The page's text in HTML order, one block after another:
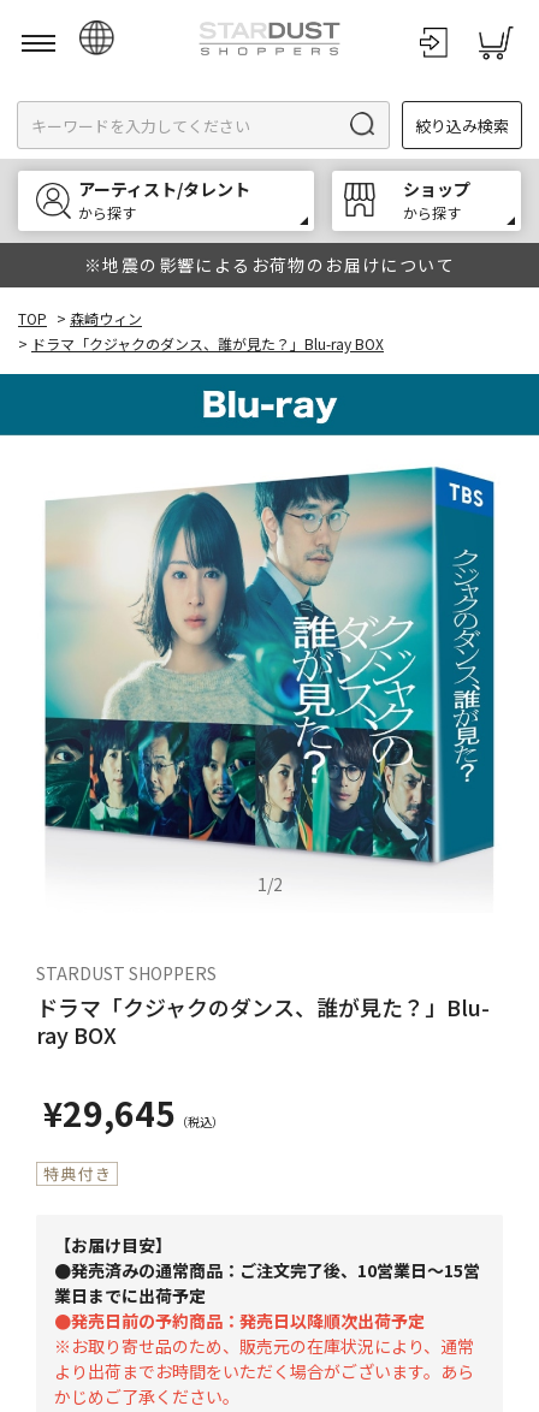
English
한국어
中文
絞り込み検索
アーティスト/タレント
から探す
ショップ
から探す
※地震の影響によるお荷物のお届けについて
TOP > 森崎ウィン
> ドラマ「クジャクのダンス、誰が見た？」Blu-ray BOX
1/2
STARDUST SHOPPERS
ドラマ「クジャクのダンス、誰が見た？」Blu-
ray BOX
¥29,645
【お届け目安】
●発売済みの通常商品：ご注文完了後、10営業日～15営
業日までに出荷予定
●発売日前の予約商品：発売日以降順次出荷予定
※お取り寄せ品のため、販売元の在庫状況により、通常
より出荷までお時間をいただく場合がございます。あら
かじめご了承ください。